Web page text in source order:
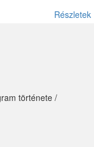
Részletek
története /